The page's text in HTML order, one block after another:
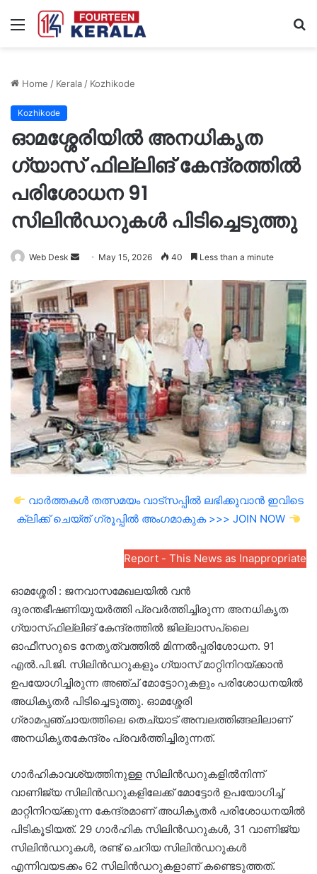
Menu
Home / Kerala/ Kozhikode
Kozhikode
ഓമശ്ശേരിയിൽ അനധികൃത
ഗ്യാസ് ഫില്ലിങ് കേന്ദ്രത്തിൽ
പരിശോധന 91
സിലിൻഡറുകൾ പിടിച്ചെടുത്തു
Web Desk
Send
email
May 15, 2026 40 Less than a minute
വാർത്തകൾ തത്സമയം വാട്സപ്പിൽ ലഭിക്കുവാൻ ഇവിടെ
ക്ലിക്ക് ചെയ്ത് ഗ്രൂപ്പിൽ അംഗമാകുക >>> JOIN NOW
Report - This News as Inappropriate
ഓമശ്ശേരി : ജനവാസമേഖലയിൽ വൻ
ദുരന്തഭീഷണിയുയർത്തി പ്രവർത്തിച്ചിരുന്ന അനധികൃത
ഗ്യാസ്‌ഫില്ലിങ് കേന്ദ്രത്തിൽ ജില്ലാസപ്ലൈ
ഓഫീസറുടെ നേതൃത്വത്തിൽ മിന്നൽപ്പരിശോധന. 91
എൽ.പി.ജി. സിലിൻഡറുകളും ഗ്യാസ് മാറ്റിനിറയ്ക്കാൻ
ഉപയോഗിച്ചിരുന്ന അഞ്ച്‌ മോട്ടോറുകളും പരിശോധനയിൽ
അധികൃതർ പിടിച്ചെടുത്തു. ഓമശ്ശേരി
ഗ്രാമപ്പഞ്ചായത്തിലെ തെച്യാട് അമ്പലത്തിങ്ങലിലാണ്
അനധികൃതകേന്ദ്രം പ്രവർത്തിച്ചിരുന്നത്.
ഗാർഹികാവശ്യത്തിനുള്ള സിലിൻഡറുകളിൽനിന്ന്
വാണിജ്യ സിലിൻഡറുകളിലേക്ക് മോട്ടോർ ഉപയോഗിച്ച്
മാറ്റിനിറയ്ക്കുന്ന കേന്ദ്രമാണ് അധികൃതർ പരിശോധനയിൽ
പിടികൂടിയത്. 29 ഗാർഹിക സിലിൻഡറുകൾ, 31 വാണിജ്യ
സിലിൻഡറുകൾ, രണ്ട് ചെറിയ സിലിൻഡറുകൾ
എന്നിവയടക്കം 62 സിലിൻഡറുകളാണ് കണ്ടെടുത്തത്.